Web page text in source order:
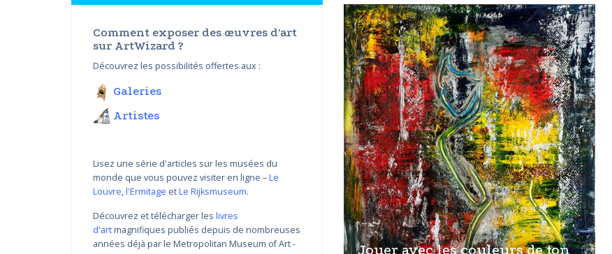
Comment exposer des œuvres d'art
sur ArtWizard ?
Découvrez les possibilités offertes aux :
Galeries
Artistes
Lisez une série d'articles sur les musées du
monde que vous pouvez visiter en ligne –Le
Louvre,l'Ermitage etLe Rijksmuseum.
Découvrez et télécharger les livres
d'artmagnifiques publiés depuis de nombreuses
années déjà par le Metropolitan Museum of Art -
Variations de couleur de
Nikolay Yanakiev I
Jouer avec les couleurs de ton